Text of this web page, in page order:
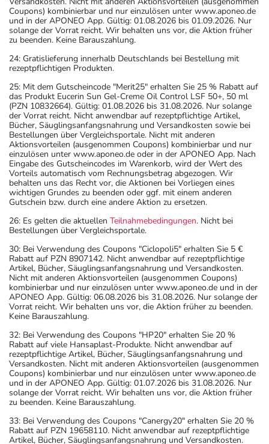
Coupons) kombinierbar und nur einzulösen unter www.aponeo.de
und in der APONEO App. Gültig: 01.08.2026 bis 01.09.2026. Nur
solange der Vorrat reicht. Wir behalten uns vor, die Aktion früher
zu beenden. Keine Barauszahlung.
24: Gratislieferung innerhalb Deutschlands bei Bestellung mit
rezeptpflichtigen Produkten.
25: Mit dem Gutscheincode "Merit25" erhalten Sie 25 % Rabatt auf
das Produkt Eucerin Sun Gel-Creme Oil Control LSF 50+, 50 ml
(PZN 10832664). Gültig: 01.08.2026 bis 31.08.2026. Nur solange
der Vorrat reicht. Nicht anwendbar auf rezeptpflichtige Artikel,
Bücher, Säuglingsanfangsnahrung und Versandkosten sowie bei
Bestellungen über Vergleichsportale. Nicht mit anderen
Aktionsvorteilen (ausgenommen Coupons) kombinierbar und nur
einzulösen unter www.aponeo.de oder in der APONEO App. Nach
Eingabe des Gutscheincodes im Warenkorb, wird der Wert des
Vorteils automatisch vom Rechnungsbetrag abgezogen. Wir
behalten uns das Recht vor, die Aktionen bei Vorliegen eines
wichtigen Grundes zu beenden oder ggf. mit einem anderen
Gutschein bzw. durch eine andere Aktion zu ersetzen.
26: Es gelten die aktuellen Teilnahmebedingungen. Nicht bei
Bestellungen über Vergleichsportale.
30: Bei Verwendung des Coupons "Ciclopoli5" erhalten Sie 5 €
Rabatt auf PZN 8907142. Nicht anwendbar auf rezeptpflichtige
Artikel, Bücher, Säuglingsanfangsnahrung und Versandkosten.
Nicht mit anderen Aktionsvorteilen (ausgenommen Coupons)
kombinierbar und nur einzulösen unter www.aponeo.de und in der
APONEO App. Gültig: 06.08.2026 bis 31.08.2026. Nur solange der
Vorrat reicht. Wir behalten uns vor, die Aktion früher zu beenden.
Keine Barauszahlung.
32: Bei Verwendung des Coupons "HP20" erhalten Sie 20 %
Rabatt auf viele Hansaplast-Produkte. Nicht anwendbar auf
rezeptpflichtige Artikel, Bücher, Säuglingsanfangsnahrung und
Versandkosten. Nicht mit anderen Aktionsvorteilen (ausgenommen
Coupons) kombinierbar und nur einzulösen unter www.aponeo.de
und in der APONEO App. Gültig: 01.07.2026 bis 31.08.2026. Nur
solange der Vorrat reicht. Wir behalten uns vor, die Aktion früher
zu beenden. Keine Barauszahlung.
33: Bei Verwendung des Coupons "Canergy20" erhalten Sie 20 %
Rabatt auf PZN 19658110. Nicht anwendbar auf rezeptpflichtige
Artikel, Bücher, Säuglingsanfangsnahrung und Versandkosten.